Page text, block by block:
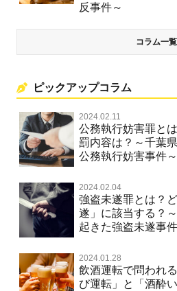
反事件～
コラム一覧
ピックアップコラム
2024.02.11
公務執行妨害罪と
罰内容は？～千葉
公務執行妨害事件～
2024.02.04
強盗未遂罪とは？
遂」に該当する？
起きた強盗未遂事
2024.01.28
飲酒運転で問われ
び運転」と「酒酔